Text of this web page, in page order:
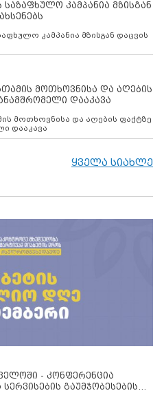
საზაფხულო კამპანია მზისგან
კამპანია მზისგან დაცვის
მოთხოვნისა და აღების
დააკავა
დააკავა
ყველა სიახლე
- კონფერენცია
გაუმჯობესების